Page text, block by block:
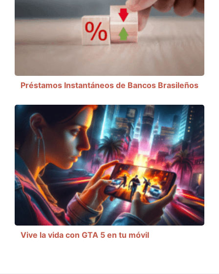
Préstamos Instantáneos de Bancos Brasileños
Vive la vida con GTA 5 en tu móvil